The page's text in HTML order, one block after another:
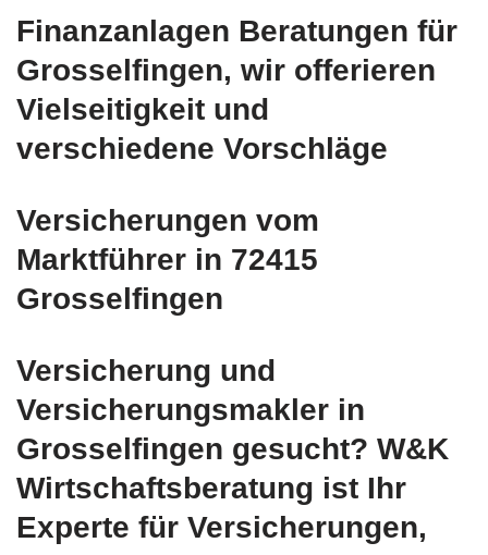
Finanzanlagen Beratungen für
Grosselfingen, wir offerieren
Vielseitigkeit und
verschiedene Vorschläge
Versicherungen vom
Marktführer in 72415
Grosselfingen
Versicherung und
Versicherungsmakler in
Grosselfingen gesucht? W&K
Wirtschaftsberatung ist Ihr
Experte für Versicherungen,